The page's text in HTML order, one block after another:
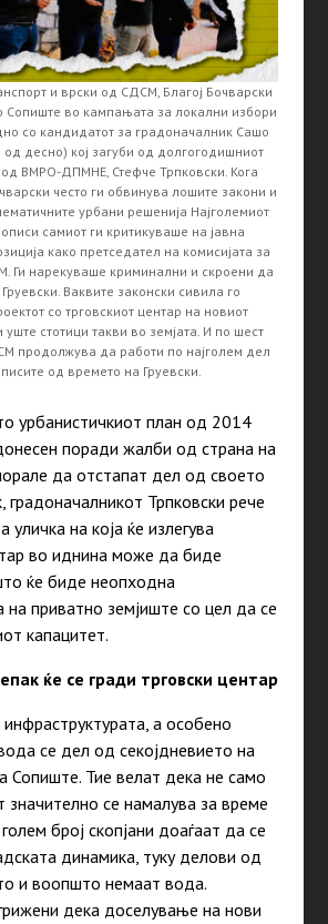
и врски од СДСМ, Благој Бочварски
Сопиште во кампањата за локални избори
со кандидатот за градоначалник Сашо
од десно) кој загуби од долгогодишниот
ВМРО-ДПМНЕ, Стефче Трпковски. Кога
често ги обвинува лошите закони и
урбани решенија Најголемиот
самиот ги критикуваше на јавна
како претседател на комисијата за
Ги нарекуваше криминални и скроени да
Ваквите законски сивила го
со трговскиот центар на новиот
стотици такви во земјата. И по шест
продолжува да работи по најголем дел
од времето на Груевски.
урбанистичкиот план од 2014
поради жалби од страна на
да отстапат дел од своето
градоначалникот Трпковски рече
на која ќе излегува
во иднина може да биде
ќе биде неопходна
на приватно земјиште со цел да се
капацитет.
ќе се гради трговски центар
а особено
се дел од секојдневието на
Сопиште. Тие велат дека не само
значително се намалува за време
број скопјани доаѓаат да се
динамика, туку делови од
и воопшто немаат вода.
дека доселување на нови